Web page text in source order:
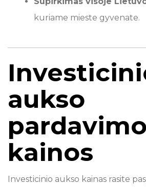
kuriame mieste gyvenate.
aukso
pardavimo
kainos
Investicinio aukso kainas rasite